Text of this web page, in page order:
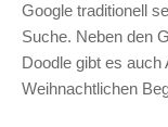
Google traditionell
Suche. Neben den
Doodle gibt es auch
Weihnachtlichen